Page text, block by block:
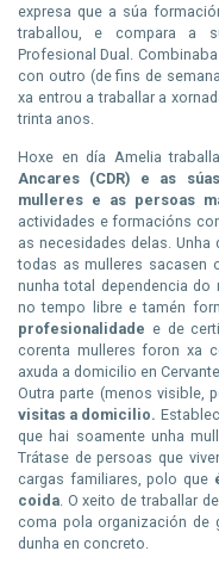
expresa que a súa
traballou, e compara a
Profesional Dual.
con outro (de fins de
xa entrou a traballar a
trinta anos.
Hoxe en día Amelia
Ancares (CDR)
e as
mulleres e as persoas
actividades e formacións
as necesidades delas.
todas as mulleres sacasen
nunha total dependencia
no tempo libre e tamén
profesionalidade e de
corenta mulleres foron xa
axuda a domicilio en
Outra parte (menos visible,
visitas a domicilio.
que hai soamente unha
Trátase de persoas que
cargas familiares, polo que
coida . O xeito de traballar
coma pola organización de
dunha en concreto.